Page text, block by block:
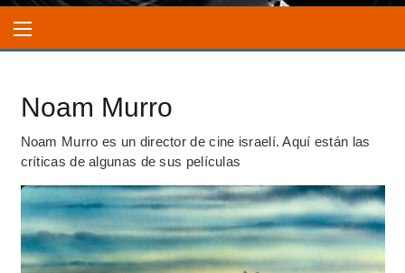
Noam Murro
Noam Murro es un director de cine israelí. Aquí están las
críticas de algunas de sus películas